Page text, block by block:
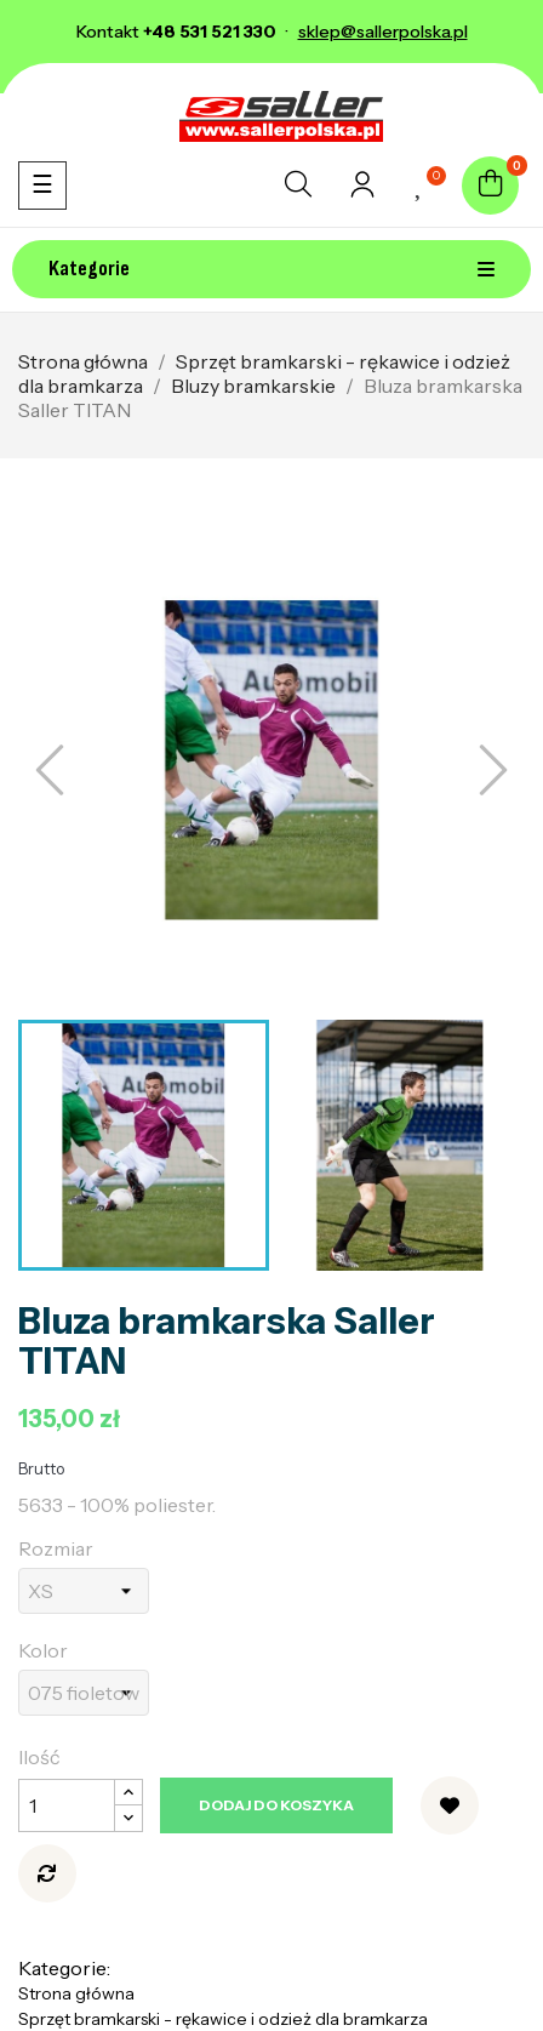
Kontakt+48 531 521 330 · sklep@sallerpolska.pl
0
0
Kategorie
Toggle navigation
☰
Strona główna
Sprzęt bramkarski - rękawice i odzież
dla bramkarza
Bluzy bramkarskie
Bluza bramkarska
Saller TITAN
Bluza bramkarska Saller
TITAN
135,00 zł
Brutto
5633 - 100% poliester.
Rozmiar
Kolor
Ilość
DODAJ DO KOSZYKA
Kategorie:
Strona główna
Sprzęt bramkarski - rękawice i odzież dla bramkarza